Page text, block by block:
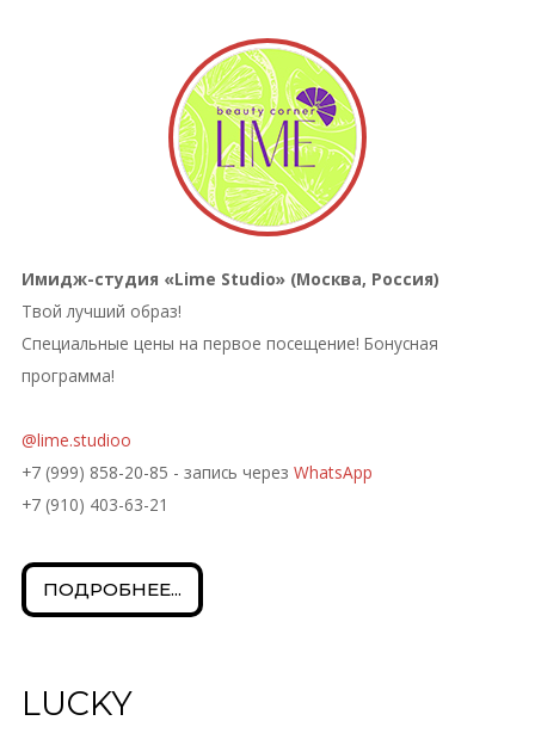
Имидж-студия «Lime Studio» (Москва, Россия)
Твой лучший образ!
Специальные цены на первое посещение! Бонусная
программа!
@lime.studioo
+7 (999) 858-20-85 - запись через WhatsApp
+7 (910) 403-63-21
ПОДРОБНЕЕ...
LUCKY